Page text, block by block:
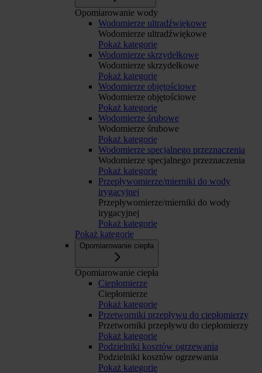
Opomiarowanie wody
Wodomierze ultradźwiękowe
Wodomierze ultradźwiękowe
Pokaż kategorię
Wodomierze skrzydełkowe
Wodomierze skrzydełkowe
Pokaż kategorię
Wodomierze objętościowe
Wodomierze objętościowe
Pokaż kategorię
Wodomierze śrubowe
Wodomierze śrubowe
Pokaż kategorię
Wodomierze specjalnego przeznaczenia
Wodomierze specjalnego przeznaczenia
Pokaż kategorię
Przepływomierze/mierniki do wody
irygacyjnej
Przepływomierze/mierniki do wody
irygacyjnej
Pokaż kategorię
Pokaż kategorię
Opomiarowanie ciepła
Opomiarowanie ciepła
Ciepłomierze
Ciepłomierze
Pokaż kategorię
Przetworniki przepływu do ciepłomierzy
Przetworniki przepływu do ciepłomierzy
Pokaż kategorię
Podzielniki kosztów ogrzewania
Podzielniki kosztów ogrzewania
Pokaż kategorię